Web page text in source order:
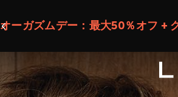
オーガズムデー：最大50％オフ +